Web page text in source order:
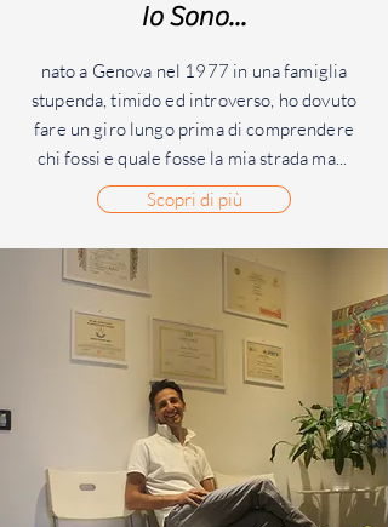
Io Sono...
nato a Genova nel 1977 in una famiglia
stupenda, timido ed introverso, ho dovuto
fare un giro lungo prima di comprendere
chi fossi e quale fosse la mia strada ma...
Scopri di più